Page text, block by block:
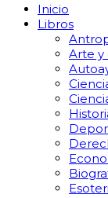
Inicio
Libros
Arte y